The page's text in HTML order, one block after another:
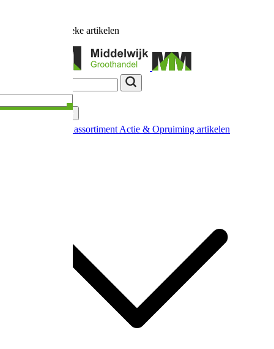
unieke artikelen
Nieuw in ons assortiment Actie & Opruiming artikelen